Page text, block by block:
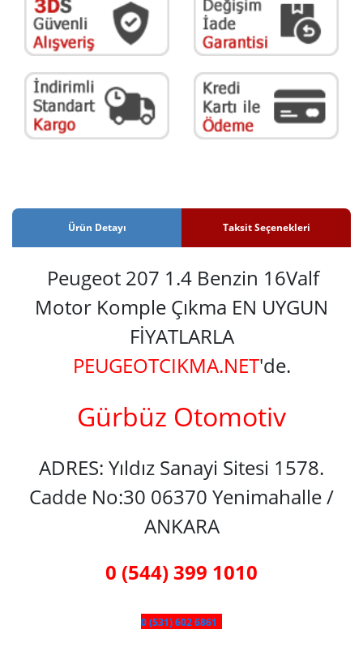
Ürün Detayı Taksit Seçenekleri
Peugeot 207 1.4 Benzin 16Valf
Motor Komple Çıkma EN UYGUN
FİYATLARLA
PEUGEOTCIKMA.NET'de.
Gürbüz Otomotiv
ADRES: Yıldız Sanayi Sitesi 1578.
Cadde No:30 06370 Yenimahalle /
ANKARA
0 (544) 399 1010
0 (531) 602 6861